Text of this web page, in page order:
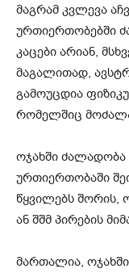
მაგრამ კვლევა
ურთიერთობებში
კაცები არიან,
მაგალითად,
გამოუცდია
რომელშიც
ოჯახში ძალადობა
ურთიერთობაში
წყვილებს შორის,
ან შშმ პირების
მართალია,